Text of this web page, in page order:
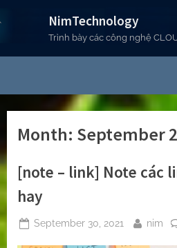
to
NimTechnology
Trình bày các công nghệ
Month: September
[note – link] Note các
hay
Posted
September 30, 2021 By
nim